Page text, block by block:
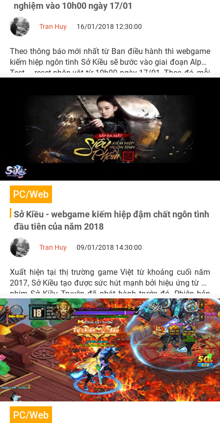
nghiệm vào 10h00 ngày 17/01
Tran Huy 16/01/2018 12:30:00
Theo thông báo mới nhất từ Ban điều hành thì webgame
kiếm hiệp ngôn tình Sở Kiều sẽ bước vào giai đoạn Alpha
Test – reset nhân vật từ 10h00 ngày 17/01. Theo đó, mỗi
để trải nghiệm và viết nên câu chuyện của chính mình.
PC/Web
Sở Kiều - webgame kiếm hiệp đậm chất ngôn tình
đầu tiên của năm 2018
Tran Huy 09/01/2018 14:30:00
Xuất hiện tại thị trường game Việt từ khoảng cuối năm
2017, Sở Kiều tạo được sức hút mạnh bởi hiệu ứng từ bộ
phim Sở Kiều Truyện đã phát hành trước đó. Phiên bản
webgame sẽ ra mắt trong tháng 01/2018 – là tựa game
kiếm hiệp ngôn tình đầu tiên của năm nay.
PC/Web